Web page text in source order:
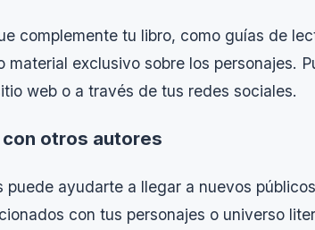
complemente tu libro, como guías de
material exclusivo sobre los personajes.
web o a través de tus redes sociales.
otros autores
puede ayudarte a llegar a nuevos
con tus personajes o universo